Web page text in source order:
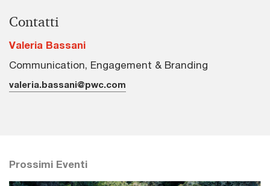
Contatti
Valeria Bassani
Communication, Engagement & Branding
valeria.bassani@pwc.com
Prossimi Eventi